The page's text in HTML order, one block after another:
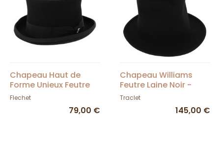
Chapeau Haut de
Forme Unieux Feutre
Laine - Fléchet
Flechet
79,00 €
Chapeau Williams
Feutre Laine Noir -
Traclet
Traclet
145,00 €